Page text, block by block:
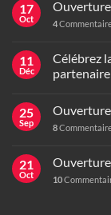
17
Oct 4
11
Déc
Célébrez
25
Sep 8
21
Oct 10